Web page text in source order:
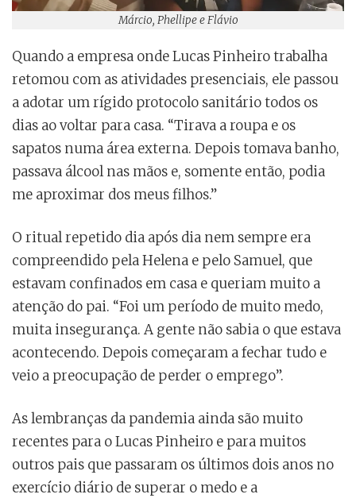
Márcio, Phellipe e Flávio
Quando a empresa onde Lucas Pinheiro trabalha
retomou com as atividades presenciais, ele passou
a adotar um rígido protocolo sanitário todos os
dias ao voltar para casa. “Tirava a roupa e os
sapatos numa área externa. Depois tomava banho,
passava álcool nas mãos e, somente então, podia
me aproximar dos meus filhos.”
O ritual repetido dia após dia nem sempre era
compreendido pela Helena e pelo Samuel, que
estavam confinados em casa e queriam muito a
atenção do pai. “Foi um período de muito medo,
muita insegurança. A gente não sabia o que estava
acontecendo. Depois começaram a fechar tudo e
veio a preocupação de perder o emprego”.
As lembranças da pandemia ainda são muito
recentes para o Lucas Pinheiro e para muitos
outros pais que passaram os últimos dois anos no
exercício diário de superar o medo e a